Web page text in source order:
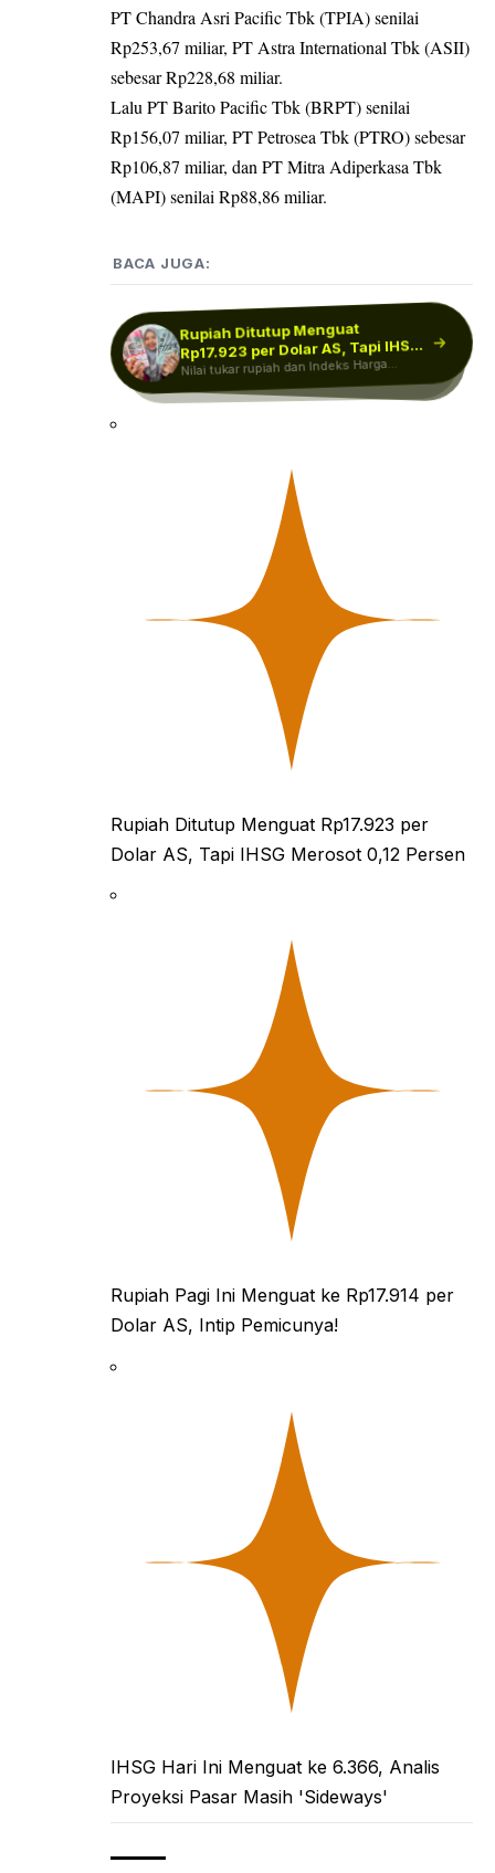
PT Chandra Asri Pacific Tbk (TPIA) senilai
Rp253,67 miliar, PT Astra International Tbk (ASII)
sebesar Rp228,68 miliar.
Lalu PT Barito Pacific Tbk (BRPT) senilai
Rp156,07 miliar, PT Petrosea Tbk (PTRO) sebesar
Rp106,87 miliar, dan PT Mitra Adiperkasa Tbk
(MAPI) senilai Rp88,86 miliar.
BACA JUGA:
Rupiah Ditutup Menguat
Rp17.923 per Dolar AS, Tapi IHSG
Merosot…
Nilai tukar rupiah dan Indeks Harga
Saham Gabungan (IHSG) ditutup tak
sejalan…
Rupiah Pagi Ini Menguat ke
Rp17.914 per Dolar AS, Intip…
Nilai tukar rupiah dibuka menguat 0,11
persen atau 19 poin, ke level…
IHSG Hari Ini Menguat ke 6.366,
Analis Proyeksi Pasar Masih…
Indeks Harga Saham Gabungan (IHSG)
menguat 0,24 persen ke level 6.366
Rupiah Ditutup Menguat Rp17.923 per
Dolar AS, Tapi IHSG Merosot 0,12 Persen
Rupiah Pagi Ini Menguat ke Rp17.914 per
Dolar AS, Intip Pemicunya!
IHSG Hari Ini Menguat ke 6.366, Analis
Proyeksi Pasar Masih 'Sideways'